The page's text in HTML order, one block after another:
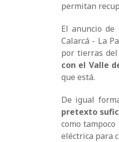
permitan
El anuncio de
Calarcá - La
por tierras
con el Valle
que está.
De igual
pretexto
como
eléctrica para